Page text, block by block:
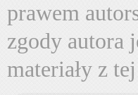
prawem
zgody autora
materiały z